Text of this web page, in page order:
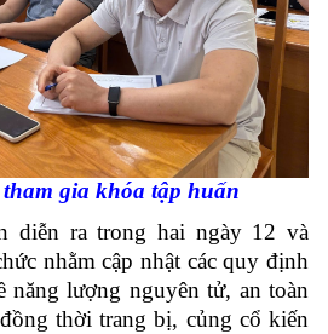
tham gia khóa tập huấn
diễn ra trong hai ngày 12 và
nhằm cập nhật các quy định
năng lượng nguyên tử, an toàn
thời trang bị, củng cổ kiến